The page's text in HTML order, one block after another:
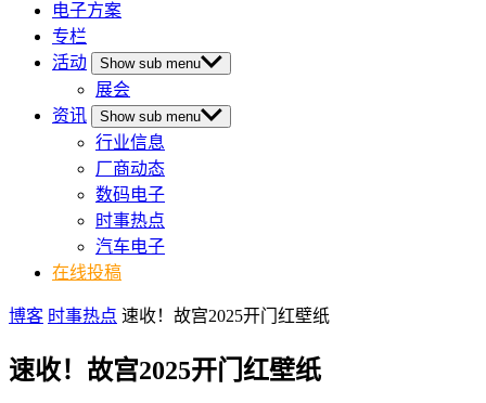
电子方案
专栏
活动
Show sub menu
展会
资讯
Show sub menu
行业信息
厂商动态
数码电子
时事热点
汽车电子
在线投稿
博客 时事热点 速收！故宫2025开门红壁纸
速收！故宫2025开门红壁纸